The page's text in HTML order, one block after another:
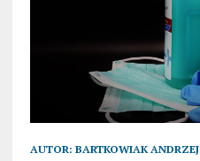
AUTOR: BARTKOWIAK ANDRZEJ